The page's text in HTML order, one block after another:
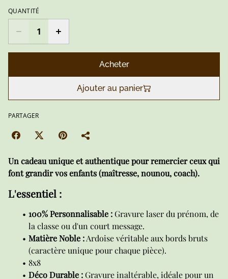
QUANTITÉ
Acheter
Ajouter au panier
PARTAGER
Un cadeau unique et authentique pour remercier ceux qui
font grandir vos enfants (maîtresse, nounou, coach).
L'essentiel :
100% Personnalisable :Gravure laser du prénom, de
la classe ou d'un court message.
Matière Noble :Ardoise véritable aux bords bruts
(caractère unique pour chaque pièce).
8x8
Déco Durable :Gravure inaltérable, idéale pour un